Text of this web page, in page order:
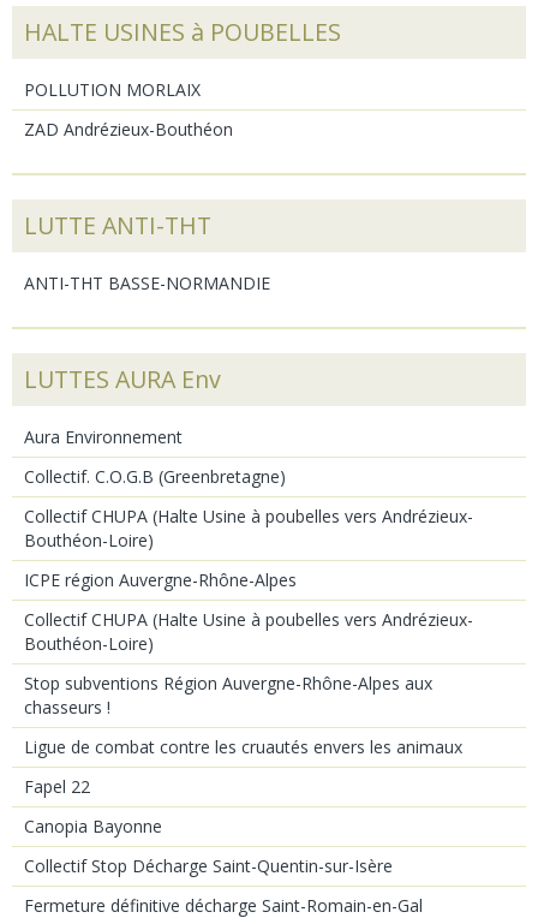
HALTE USINES à POUBELLES
POLLUTION MORLAIX
ZAD Andrézieux-Bouthéon
LUTTE ANTI-THT
ANTI-THT BASSE-NORMANDIE
LUTTES AURA Env
Aura Environnement
Collectif. C.O.G.B (Greenbretagne)
Collectif CHUPA (Halte Usine à poubelles vers Andrézieux-
Bouthéon-Loire)
ICPE région Auvergne-Rhône-Alpes
Collectif CHUPA (Halte Usine à poubelles vers Andrézieux-
Bouthéon-Loire)
Stop subventions Région Auvergne-Rhône-Alpes aux
chasseurs !
Ligue de combat contre les cruautés envers les animaux
Fapel 22
Canopia Bayonne
Collectif Stop Décharge Saint-Quentin-sur-Isère
Fermeture définitive décharge Saint-Romain-en-Gal